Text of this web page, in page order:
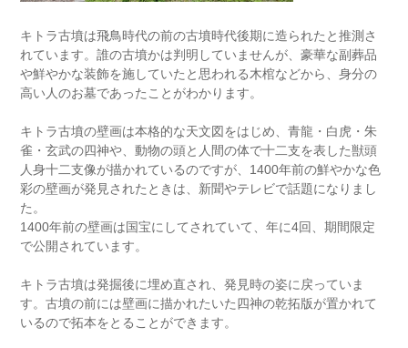
キトラ古墳は飛鳥時代の前の古墳時代後期に造られたと推測さ
れています。誰の古墳かは判明していませんが、豪華な副葬品
や鮮やかな装飾を施していたと思われる木棺などから、身分の
高い人のお墓であったことがわかります。
キトラ古墳の壁画は本格的な天文図をはじめ、青龍・白虎・朱
雀・玄武の四神や、動物の頭と人間の体で十二支を表した獣頭
人身十二支像が描かれているのですが、1400年前の鮮やかな色
彩の壁画が発見されたときは、新聞やテレビで話題になりまし
た。
1400年前の壁画は国宝にしてされていて、年に4回、期間限定
で公開されています。
キトラ古墳は発掘後に埋め直され、発見時の姿に戻っていま
す。古墳の前には壁画に描かれたいた四神の乾拓版が置かれて
いるので拓本をとることができます。